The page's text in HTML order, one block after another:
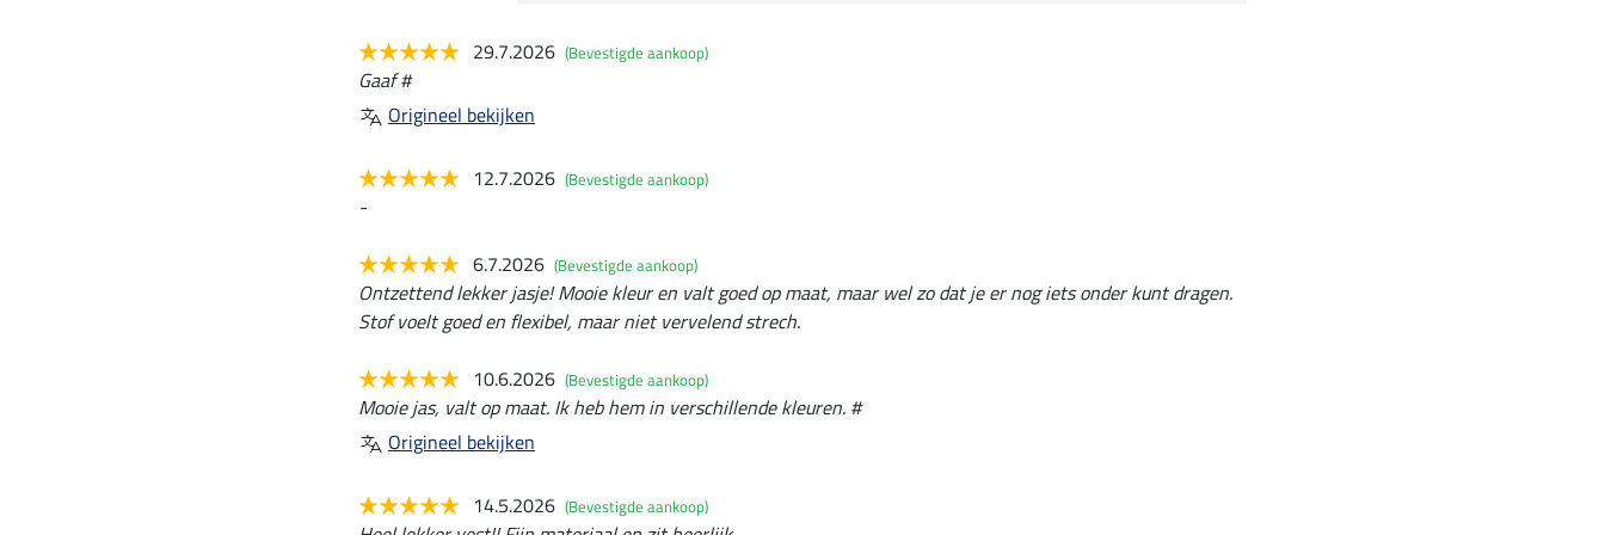
29.7.2026 (Bevestigde aankoop)
Gaaf #
Origineel bekijken
12.7.2026 (Bevestigde aankoop)
-
6.7.2026 (Bevestigde aankoop)
Ontzettend lekker jasje! Mooie kleur en valt goed op maat, maar wel zo dat je er nog iets onder kunt dragen.
Stof voelt goed en flexibel, maar niet vervelend strech.
10.6.2026 (Bevestigde aankoop)
Mooie jas, valt op maat. Ik heb hem in verschillende kleuren. #
Origineel bekijken
14.5.2026 (Bevestigde aankoop)